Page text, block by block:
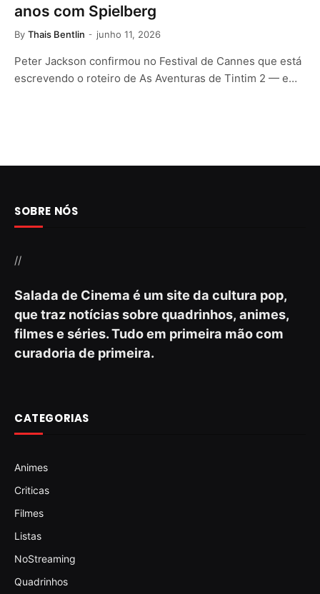
anos com Spielberg
By Thais Bentlin junho 11, 2026
Peter Jackson confirmou no Festival de Cannes que está
escrevendo o roteiro de As Aventuras de Tintim 2 — e…
SOBRE NÓS
//
Salada de Cinema é um site da cultura pop,
que traz notícias sobre quadrinhos, animes,
filmes e séries. Tudo em primeira mão com
curadoria de primeira.
CATEGORIAS
Animes
Criticas
Filmes
Listas
NoStreaming
Quadrinhos